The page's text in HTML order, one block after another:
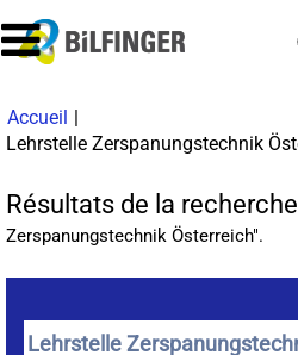
Accueil |
Lehrstelle Zerspanungstechnik
Résultats de la
Zerspanungstechnik Österreich".